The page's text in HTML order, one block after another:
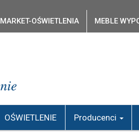
MARKET-OŚWIETLENIA MEBLE
OŚWIETLENIE Producenci